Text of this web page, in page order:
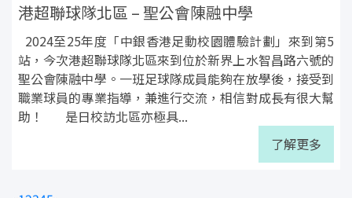
港超聯球隊北區 – 聖公會陳融中學
2024至25年度「中銀香港足動校園體驗計劃」來到第5
站，今次港超聯球隊北區來到位於新界上水智昌路六號的
聖公會陳融中學。一班足球隊成員能夠在放學後，接受到
職業球員的專業指導，兼進行交流，相信對成長有很大幫
助！ 是日校訪北區亦極具...
了解更多